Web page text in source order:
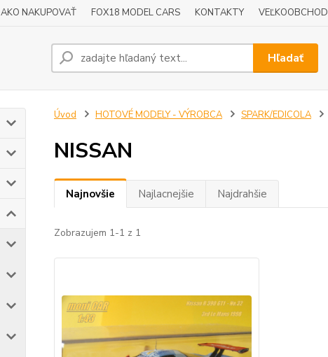
AKO NAKUPOVAŤ FOX18 MODEL CARS KONTAKTY VEĽKOOBCHOD
Hľadať
Úvod HOTOVÉ MODELY - VÝROBCA SPARK/EDICOLA
NISSAN
Najnovšie Najlacnejšie Najdrahšie
Zobrazujem 1-1 z 1